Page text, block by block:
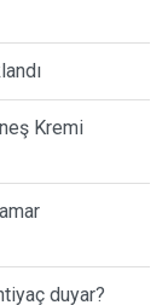
Kremi
duyar?